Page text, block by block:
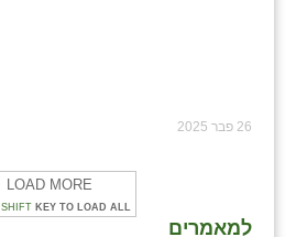
26 פבר 2025
LOAD MORE
SHIFT KEY TO LOAD ALL
למאמרים